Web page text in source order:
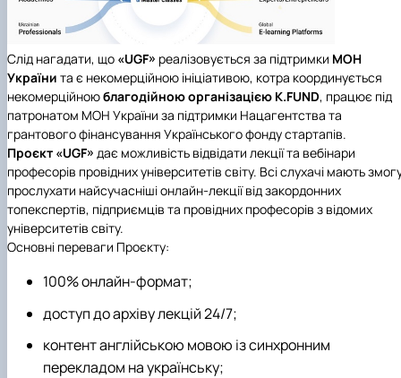
Слід нагадати, що «UGF» реалізовується за підтримки МОН
України та є некомерційною ініціативою, котра координується
некомерційноюблагодійною організацією K.FUND, працює під
патронатом МОН України за підтримки Нацагентства та
грантового фінансування Українського фонду стартапів.
Проєкт «UGF» дає можливість відвідати лекції та вебінари
професорів провідних університетів світу. Всі слухачі мають
прослухати найсучасніші онлайн-лекції від закордонних
топекспертів, підприємців та провідних професорів з відомих
університетів світу.
Основні переваги Проєкту:
100% онлайн-формат;
доступ до архіву лекцій 24/7;
контент англійською мовою із синхронним
перекладом на українську;